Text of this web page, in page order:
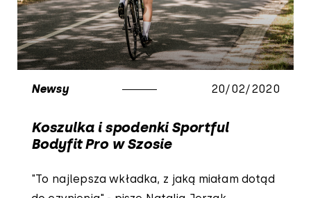
Newsy 20/02/2020
Koszulka i spodenki Sportful
Bodyfit Pro w Szosie
"To najlepsza wkładka, z jaką miałam dotąd